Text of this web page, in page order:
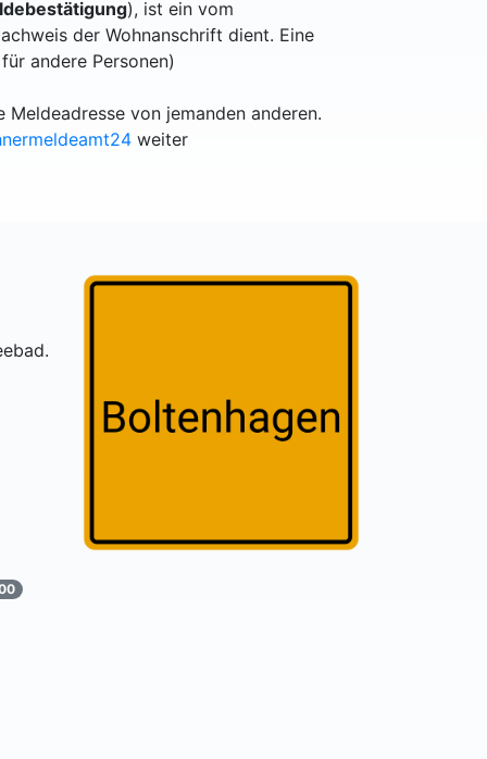
), ist ein vom
der Wohnanschrift dient. Eine
andere Personen)
Meldeadresse von jemanden anderen.
weiter